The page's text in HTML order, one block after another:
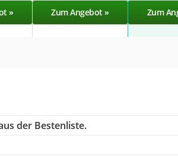
» Zum Angebot » Zum
der Bestenliste.